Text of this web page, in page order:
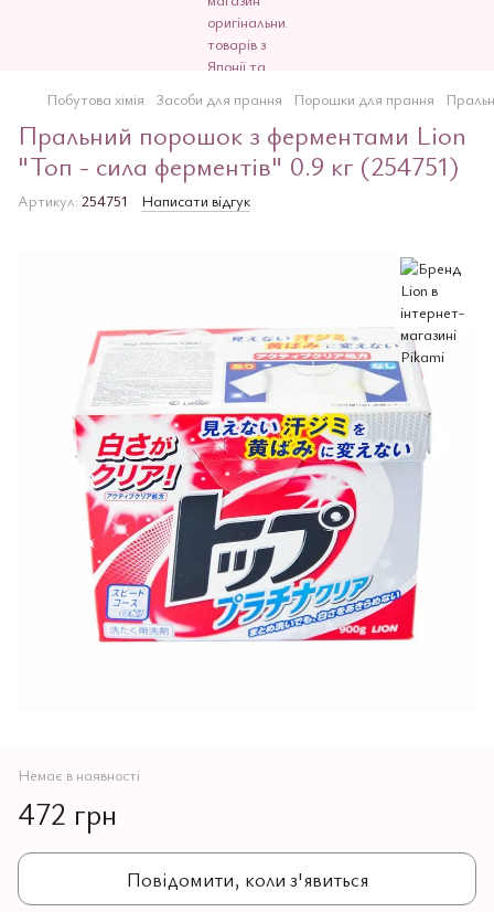
Побутова хімія Засоби для прання Порошки для прання
Пральний порошок з ферментами Lion
"Топ - сила ферментів" 0.9 кг (254751)
Артикул: 254751 Написати відгук
Немає в наявності
472 грн
Повідомити, коли з'явиться